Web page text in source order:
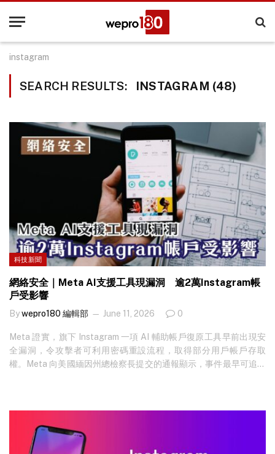
instagram
SEARCH RESULTS: INSTAGRAM (48)
科技新聞
網絡安全｜Meta AI支援工具現漏洞 逾2萬Instagram帳
戶受影響
Bywepro180 編輯部 June 11, 2026 0
Meta 證實，旗下 Instagram 一項 AI 輔助帳戶復原工具早前出現安
全漏洞，令攻擊者可利用密碼重設流程，取得部分用戶帳戶存取
權。Meta 向美國緬因州總檢察長提交的通報顯示，事件最早可追溯